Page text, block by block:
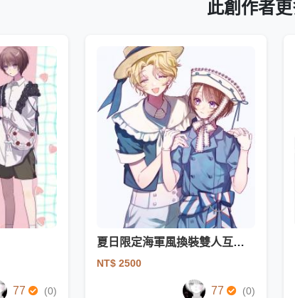
此創作者
77 (0)
夏日限定海軍風換裝雙人互動驚喜包
NT$ 2500
77 (0)